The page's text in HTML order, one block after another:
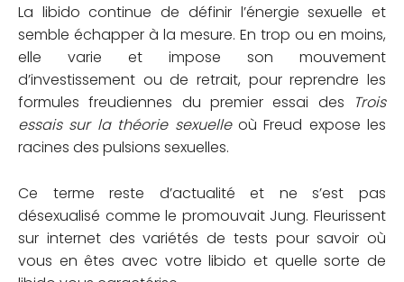
La libido continue de définir l’énergie sexuelle et
semble échapper à la mesure. En trop ou en moins,
elle varie et impose son mouvement
d’investissement ou de retrait, pour reprendre les
formules freudiennes du premier essai des
Trois
essais sur la théorie sexuelleoù Freud expose les
racines des pulsions sexuelles.
Ce terme reste d’actualité et ne s’est pas
désexualisé comme le promouvait Jung. Fleurissent
sur internet des variétés de tests pour savoir où
vous en êtes avec votre libido et quelle sorte de